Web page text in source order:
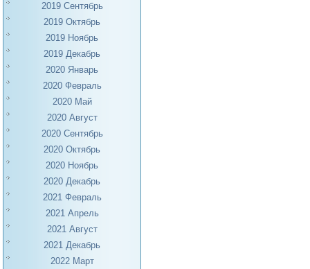
2019 Сентябрь
2019 Октябрь
2019 Ноябрь
2019 Декабрь
2020 Январь
2020 Февраль
2020 Май
2020 Август
2020 Сентябрь
2020 Октябрь
2020 Ноябрь
2020 Декабрь
2021 Февраль
2021 Апрель
2021 Август
2021 Декабрь
2022 Март